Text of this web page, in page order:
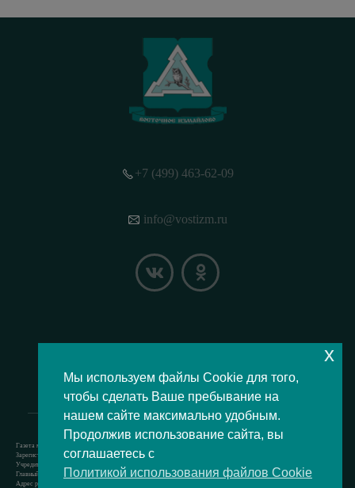
+7 (499) 463-62-09
info@vostizm.ru
Газета муниципального округа Восточное Измайлово.
Зарегистрировано Роскомнадзором свидетельство Эл № ФС77-73364 от 24.07.2018 г.
Учредитель — аппарат Совета депутатов муниципального округа Восточное Измайлово.
Главный редактор — Кочерёжкин Н.А.
Адрес редакции: 105077, г. Москва, Измайловский бульвар, д. 50. т. +74994636209
Мы используем файлы Cookie для того,
чтобы сделать Ваше пребывание на
нашем сайте максимально удобным.
Продолжив использование сайта, вы
соглашаетесь с
Политикой использования файлов Cookie
x